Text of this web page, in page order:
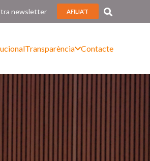
newsletter AFILIA’T
Transparència Contacte